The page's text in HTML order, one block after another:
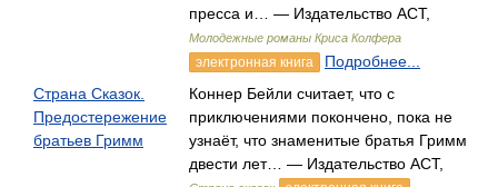
пресса и… — Издательство АСТ,
Молодежные романы Криса Колфера
электронная книга
Подробнее...
Страна Сказок.
Предостережение
братьев Гримм
Коннер Бейли считает, что с
приключениями покончено, пока не
узнаёт, что знаменитые братья Гримм
двести лет… — Издательство АСТ,